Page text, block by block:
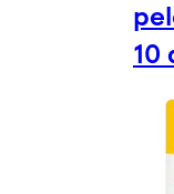
10